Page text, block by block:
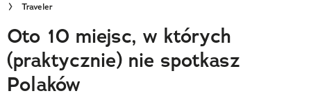
Wielki Konkurs Fotograficzny
Trendbook Podróżniczy
Polecane
Traveler
Oto 10 miejsc, w których
(praktycznie) nie spotkasz
Polaków